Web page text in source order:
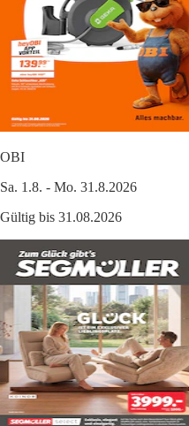
OBI
Sa. 1.8. - Mo. 31.8.2026
Gültig bis 31.08.2026